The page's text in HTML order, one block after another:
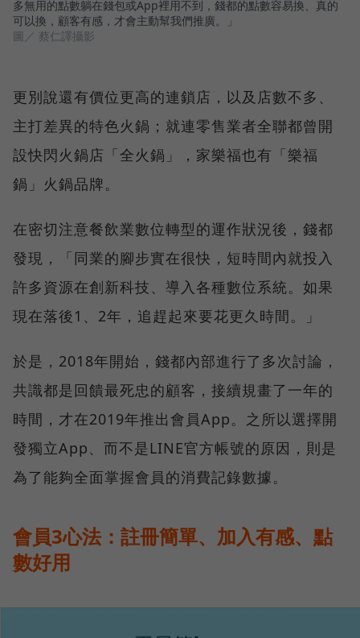
多無用的點數躺在錢包或App裡用不到，錢都的點數容易換、真的
可以換，顧客有感，才會主動幫我們推廣。」
圖／ 蔡仁譯攝影
更別說還有價位更高的連鎖店，以及店數不多、
主打差異的特色火鍋；就連零售業者全聯都曾開
設快閃火鍋店「全火鍋」，家樂福也有「樂福
鍋」火鍋品牌。
在密切注意餐飲業數位轉型的運作狀況後，錢都
發現，「同業的腳步實在很快，短時間內就投入
許多資源在創新科技、導入各種數位系統。如果
現在落後1、2年，追趕起來要花更久時間。」
於是，2018年開始，錢都內部進行了多次討論，
共識都是回饋最死忠的顧客，接續規畫了一年的
時間，才在2019年推出會員App。之所以選擇開
發獨立App、而不是LINE官方帳號的原因，則是
為了能夠全面掌握會員的消費記錄數據。
會員3心法：註冊簡單、加入有感、點
數好用